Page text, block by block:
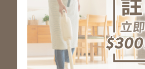
社群服務連結
線上客服 LINE 歡迎加入 <LINE
線上客服 Facebook 歡迎
服務專線：03-323-